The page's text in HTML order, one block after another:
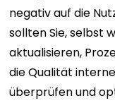
negativ auf die
sollten Sie, selbst
aktualisieren,
die Qualität
überprüfen und